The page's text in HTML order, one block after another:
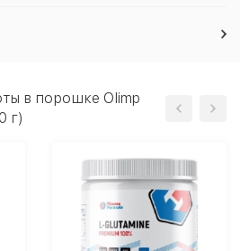
в порошке Olimp
г)